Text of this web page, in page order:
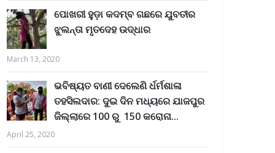
ପୋଖରୀ ହୁଡ଼ା କଦମ୍ବ ଗଛରେ ଯୁବତୀର
ଝୁଲନ୍ତା ମୃତଦେହ ଉଦ୍ଧାର
March 13, 2020
ଭବିଷ୍ୟତ ବାଣୀ ଦେଲେଣି ର୍ଧର୍ମଶାଳା
ତହସିଲଦାର: ଦୁଇ ଦିନ ମଧ୍ୟରେ ଯାଜପୁର
ଜିଲ୍ଲାରେ 100 ରୁ 150 କରୋନା...
April 25, 2020